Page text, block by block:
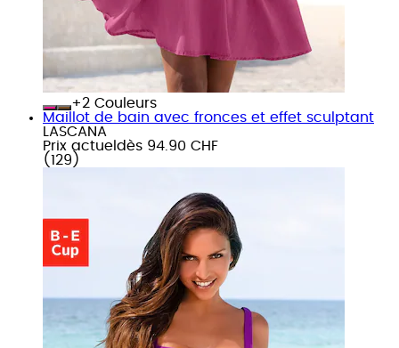
+
Couleurs
Maillot de bain avec fronces et effet sculptant
LASCANA
Prix actuel dès 94.90 CHF
( 129 )